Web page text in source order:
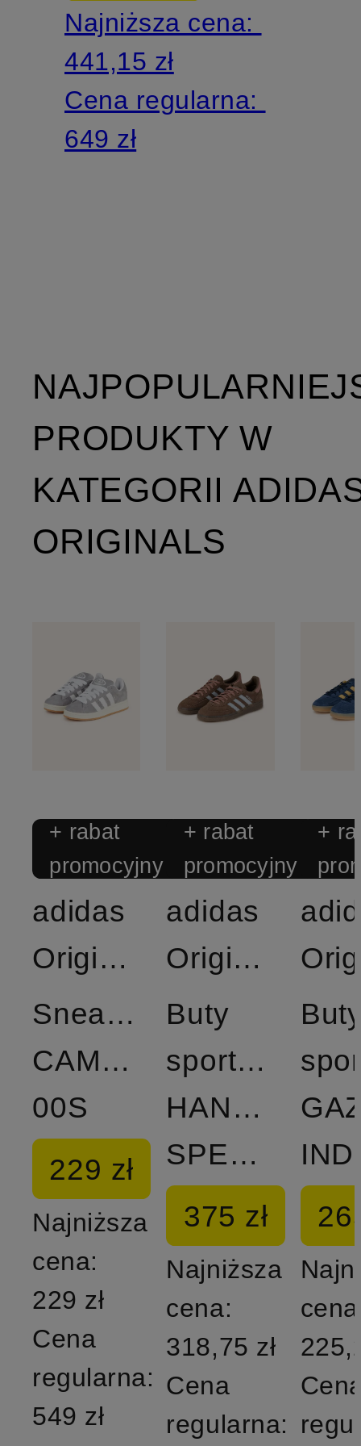
Najniższa cena:
441,15 zł
Cena regularna:
649 zł
PRODUKTY W
KATEGORII
ORIGINALS
+ rabat
promocyjny
adidas
Originals
Sneakersy
CAMPUS
00S
229 zł
Najniższa
cena:
229 zł
Cena
regularna:
549 zł
+ rabat
promocyjny
adidas
Originals
Buty
sportowe
HANDBALL
SPEZIAL
375 zł
Najniższa
cena:
318,75 zł
Cena
regularna:
+